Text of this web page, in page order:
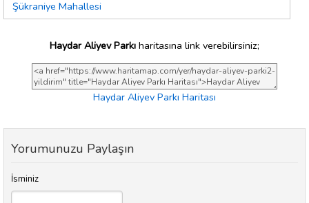
Şükraniye Mahallesi
Haydar Aliyev Parkı haritasına link verebilirsiniz;
Haydar Aliyev Parkı Haritası
Yorumunuzu Paylaşın
İsminiz